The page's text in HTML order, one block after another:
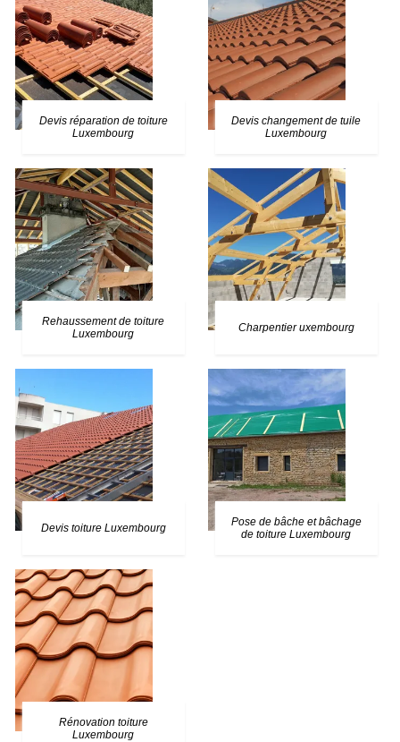
Devis réparation de toiture
Luxembourg
Devis changement de tuile
Luxembourg
Rehaussement de toiture
Luxembourg
Charpentier uxembourg
Devis toiture Luxembourg
Pose de bâche et bâchage
de toiture Luxembourg
Rénovation toiture
Luxembourg